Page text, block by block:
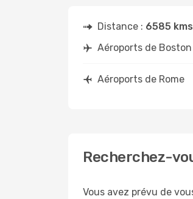
Distance : 6585 kms
Aéroports de Boston
Aéroports de Rome
Recherchez-
Vous avez prévu de